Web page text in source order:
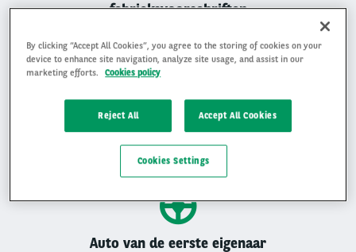
fabrieksvoorschriften
Gemiddelde beoordeling van 4,9 op 5
Auto van de eerste eigenaar
By clicking “Accept All Cookies”, you agree to the storing of cookies on your
device to enhance site navigation, analyze site usage, and assist in our
marketing efforts.
Cookies policy
Reject All Accept All Cookies
Cookies Settings